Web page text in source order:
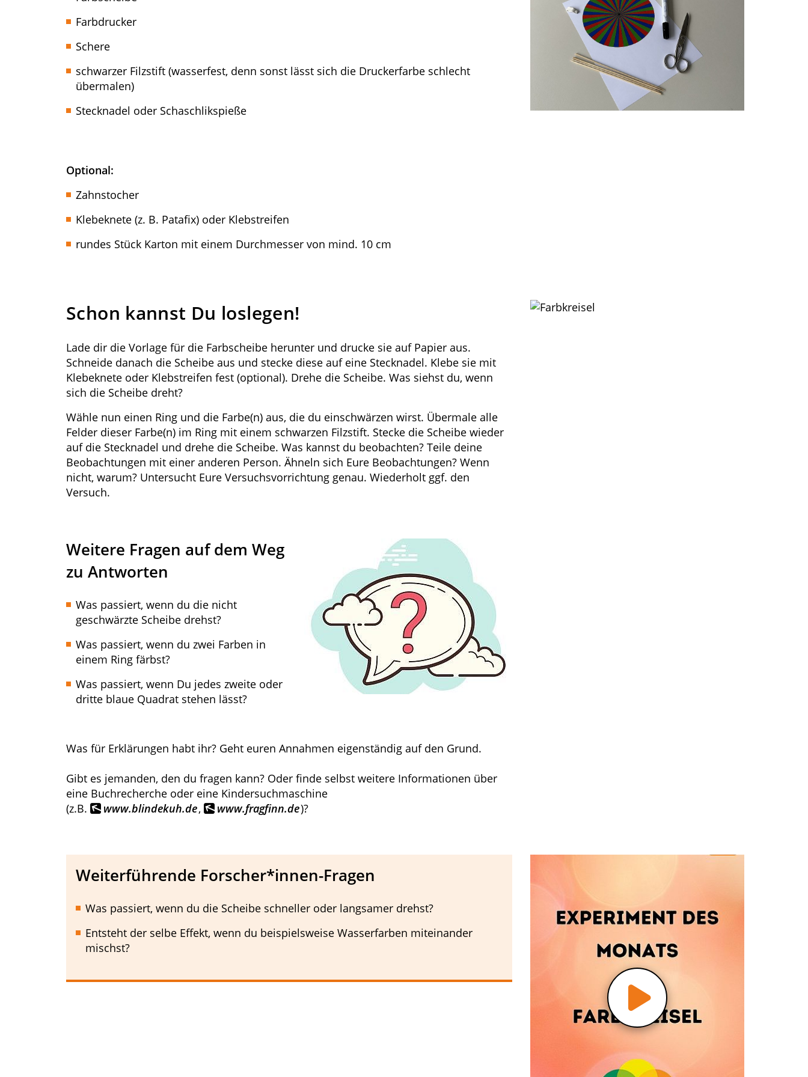
Farbdrucker
Schere
schwarzer Filzstift (wasserfest, denn sonst lässt sich die Druckerfarbe schlecht
übermalen)
Stecknadel oder Schaschlikspieße
Optional:
Zahnstocher
Klebeknete (z. B. Patafix) oder Klebstreifen
rundes Stück Karton mit einem Durchmesser von mind. 10 cm
Schon kannst Du loslegen!
Lade dir die Vorlage für die Farbscheibe herunter und drucke sie auf Papier aus.
Schneide danach die Scheibe aus und stecke diese auf eine Stecknadel. Klebe sie mit
Klebeknete oder Klebstreifen fest (optional). Drehe die Scheibe. Was siehst du, wenn
sich die Scheibe dreht?
Wähle nun einen Ring und die Farbe(n) aus, die du einschwärzen wirst. Übermale alle
Felder dieser Farbe(n) im Ring mit einem schwarzen Filzstift. Stecke die Scheibe wieder
auf die Stecknadel und drehe die Scheibe. Was kannst du beobachten? Teile deine
Beobachtungen mit einer anderen Person. Ähneln sich Eure Beobachtungen? Wenn
nicht, warum? Untersucht Eure Versuchsvorrichtung genau. Wiederholt ggf. den
Versuch.
Weitere Fragen auf dem Weg
zu Antworten
Was passiert, wenn du die nicht
geschwärzte Scheibe drehst?
Was passiert, wenn du zwei Farben in
einem Ring färbst?
Was passiert, wenn Du jedes zweite oder
dritte blaue Quadrat stehen lässt?
Was für Erklärungen habt ihr? Geht euren Annahmen eigenständig auf den Grund.
Gibt es jemanden, den du fragen kann? Oder finde selbst weitere Informationen über
eine Buchrecherche oder eine Kindersuchmaschine
(z.B.
www.blindekuh.de, www.fragfinn.de)?
Weiterführende Forscher*innen-Fragen
Was passiert, wenn du die Scheibe schneller oder langsamer drehst?
Entsteht der selbe Effekt, wenn du beispielsweise Wasserfarben miteinander
mischst?
Video
abspielen